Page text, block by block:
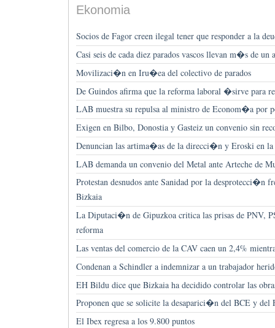
Ekonomia
Socios de Fagor creen ilegal tener que responder a la
Casi seis de cada diez parados vascos llevan m�s de un
Movilizaci�n en Iru�ea del colectivo de parados
De Guindos afirma que la reforma laboral �sirve para
LAB muestra su repulsa al ministro de Econom�a por
Exigen en Bilbo, Donostia y Gasteiz un convenio sin
Denuncian las artima�as de la direcci�n y Eroski en la
LAB demanda un convenio del Metal ante Arteche de
Protestan desnudos ante Sanidad por la desprotecci�n
Bizkaia
La Diputaci�n de Gipuzkoa critica las prisas de PNV,
reforma
Las ventas del comercio de la CAV caen un 2,4%
Condenan a Schindler a indemnizar a un trabajador
EH Bildu dice que Bizkaia ha decidido controlar las
Proponen que se solicite la desaparici�n del BCE y del
El Ibex regresa a los 9.800 puntos